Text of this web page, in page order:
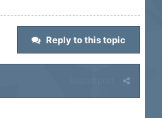
Reply to this topic